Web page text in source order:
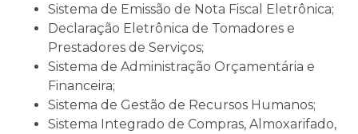
Sistema de Emissão de Nota Fiscal Eletrônica;
Declaração Eletrônica de Tomadores e
Prestadores de Serviços;
Sistema de Administração Orçamentária e
Financeira;
Sistema de Gestão de Recursos Humanos;
Sistema Integrado de Compras, Almoxarifado,